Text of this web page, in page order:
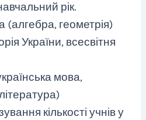
рік.
(алгебра, геометрія)
України, всесвітня
мова,
кількості учнів у